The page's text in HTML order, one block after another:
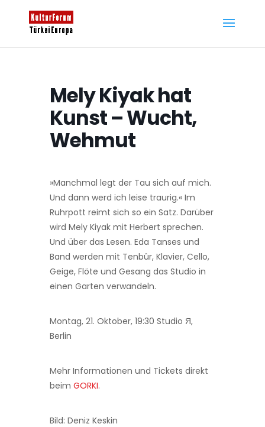
Mely Kiyak hat
Kunst – Wucht,
Wehmut
»Manchmal legt der Tau sich auf mich.
Und dann werd ich leise traurig.« Im
Ruhrpott reimt sich so ein Satz. Darüber
wird Mely Kiyak mit Herbert sprechen.
Und über das Lesen. Eda Tanses und
Band werden mit Tenbûr, Klavier, Cello,
Geige, Flöte und Gesang das Studio in
einen Garten verwandeln.
Montag, 21. Oktober, 19:30 Studio Я,
Berlin
Mehr Informationen und Tickets direkt
beim GORKI.
Bild: Deniz Keskin